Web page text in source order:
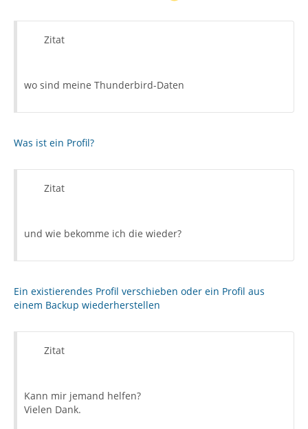
Zitat
wo sind meine Thunderbird-Daten
Was ist ein Profil?
Zitat
und wie bekomme ich die wieder?
Ein existierendes Profil verschieben oder ein Profil aus
einem Backup wiederherstellen
Zitat
Kann mir jemand helfen?
Vielen Dank.